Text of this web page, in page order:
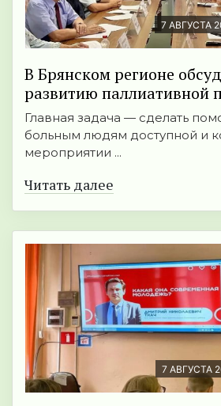
7 АВГУСТА
В Брянском регионе
развитию паллиативной
Главная задача — сделать
больным людям доступной и
мероприятии ...
Читать далее
7 АВГУСТА